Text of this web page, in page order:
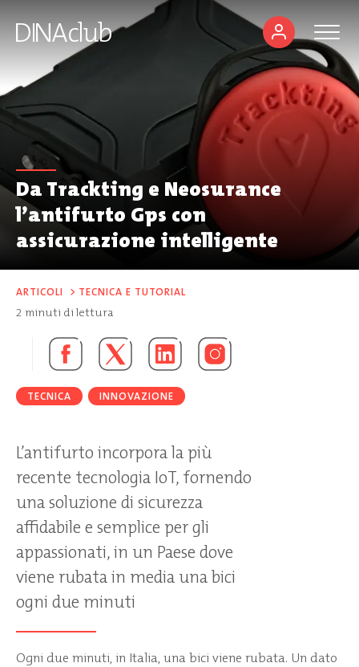
Da Trackting e Neosurance
l’antifurto Gps con
assicurazione intelligente
ARTICOLI > TECNICA E TUTORIAL
2 minuti di lettura
TECNICA INNOVAZIONE
L’antifurto incorpora la più
recente tecnologia IoT, fornendo
una soluzione di sicurezza
affidabile e semplice per gli
appassionati, in un Paese dove
viene rubata in media una bici
ogni due minuti
Ogni due minuti, in Italia, una bici viene rubata. Un dato